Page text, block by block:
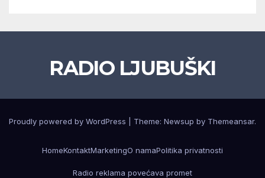
RADIO LJUBUŠKI
Proudly powered by WordPress Theme: Newsup by Themeansar.
HomeKontaktMarketingO namaPolitika privatnosti
Radio reklama povećava promet